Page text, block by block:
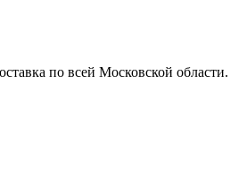
по всей Московской области.